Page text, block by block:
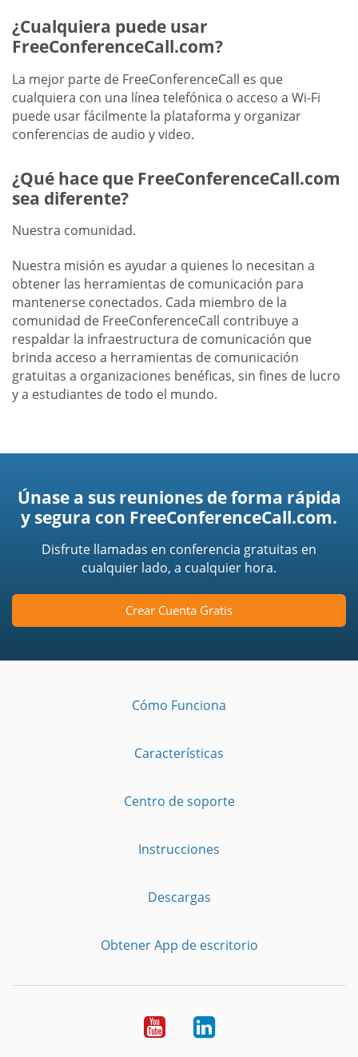
¿Cualquiera puede usar
FreeConferenceCall.com?
La mejor parte de FreeConferenceCall es que
cualquiera con una línea telefónica o acceso a Wi-Fi
puede usar fácilmente la plataforma y organizar
conferencias de audio y video.
¿Qué hace que FreeConferenceCall.com
sea diferente?
Nuestra comunidad.
Nuestra misión es ayudar a quienes lo necesitan a
obtener las herramientas de comunicación para
mantenerse conectados. Cada miembro de la
comunidad de FreeConferenceCall contribuye a
respaldar la infraestructura de comunicación que
brinda acceso a herramientas de comunicación
gratuitas a organizaciones benéficas, sin fines de lucro
y a estudiantes de todo el mundo.
Únase a sus reuniones de forma rápida
y segura con FreeConferenceCall.com.
Disfrute llamadas en conferencia gratuitas en
cualquier lado, a cualquier hora.
Crear Cuenta Gratis
Cómo Funciona
Características
Centro de soporte
Instrucciones
Descargas
Obtener App de escritorio
YouTubeLinkedIn